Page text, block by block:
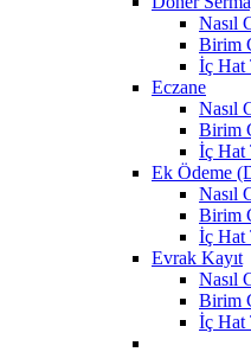
Nasıl
Birim
İç Hat
Eczane
Nasıl
Birim
İç Hat
Ek Ödeme
Nasıl
Birim
İç Hat
Evrak Kayıt
Nasıl
Birim
İç Hat